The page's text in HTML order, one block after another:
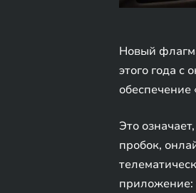
Новый
этого года с
обеспечение
Это
пробок,
приложение: